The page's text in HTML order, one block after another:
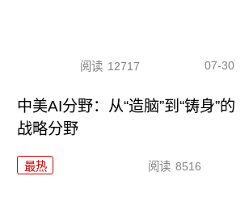
阅读 12717 07-30
中美AI分野：从“造脑”到“铸身”的
战略分野
最热 阅读 8516